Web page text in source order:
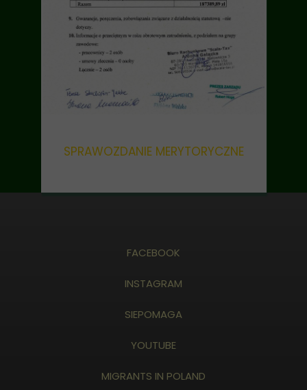
SPRAWOZDANIE MERYTORYCZNE
FACEBOOK
INSTAGRAM
SIEPOMAGA
YOUTUBE
MIGRANTS IN POLAND